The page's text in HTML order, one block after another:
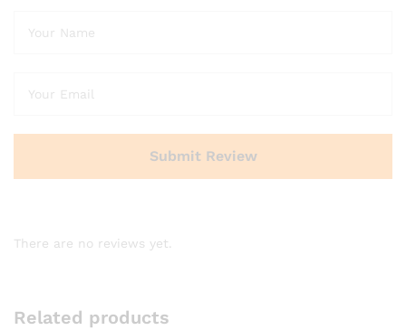
There are no reviews yet.
Related products